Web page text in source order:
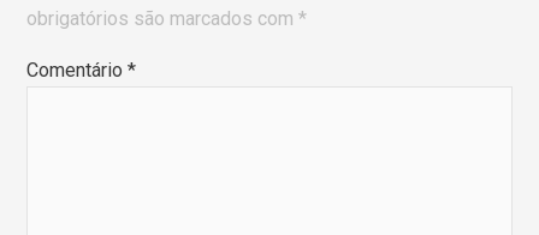
obrigatórios são marcados com*
Comentário*